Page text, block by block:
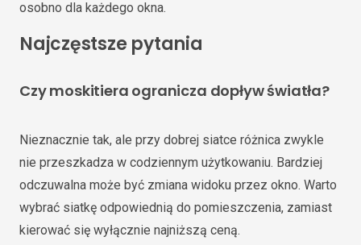
osobno dla każdego okna.
Najczęstsze pytania
Czy moskitiera ogranicza dopływ światła?
Nieznacznie tak, ale przy dobrej siatce różnica zwykle
nie przeszkadza w codziennym użytkowaniu. Bardziej
odczuwalna może być zmiana widoku przez okno. Warto
wybrać siatkę odpowiednią do pomieszczenia, zamiast
kierować się wyłącznie najniższą ceną.